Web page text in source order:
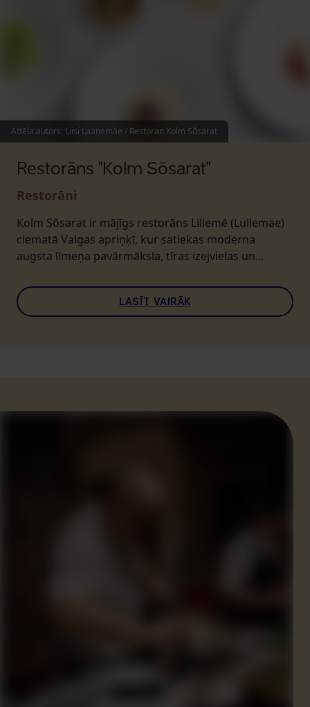
Attēla autors: Liisi Laanemäe / Restoran Kolm Sõsarat
Restorāns "Kolm Sõsarat"
Restorāni
Kolm Sõsarat ir mājīgs restorāns Lillemē (Lüllemäe)
ciematā Valgas apriņķī, kur satiekas moderna
augsta līmeņa pavārmāksla, tīras izejvielas un...
LASĪT VAIRĀK